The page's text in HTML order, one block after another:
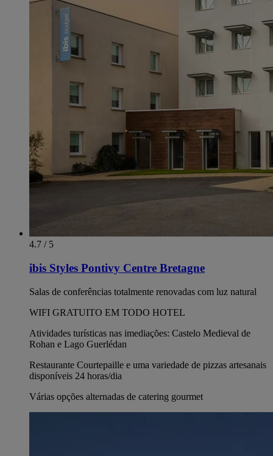
4.7 / 5
ibis Styles Pontivy Centre Bretagne
Salas de conferências totalmente renovadas com luz natural
WIFI GRATUITO EM TODO HOTEL
Atividades turísticas nas imediações: Castelo Medieval de
Rohan e Lago Guerlédan
Restaurante Courtepaille e uma variedade de pizzas artesanais
disponíveis 24 horas/dia
Várias opções alternadas de catering gourmet